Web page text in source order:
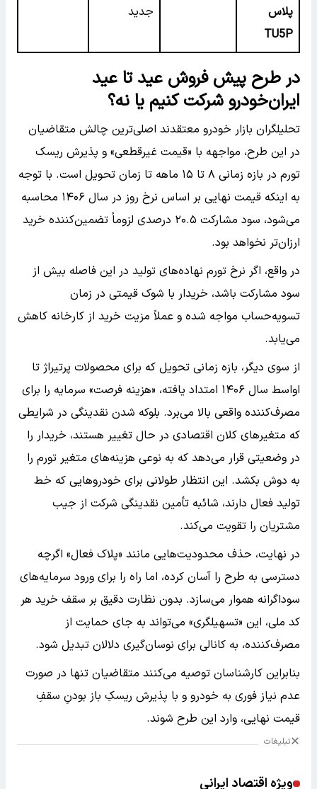
پلاس
TU5P
جدید
در طرح پیش فروش عید تا عید
ایران‌خودرو شرکت کنیم یا نه؟
تحلیلگران بازار خودرو معتقدند اصلی‌ترین چالش متقاضیان
در این طرح، مواجهه با «قیمت غیرقطعی» و پذیرش ریسک
تورم در بازه زمانی ۸ تا ۱۵ ماهه تا زمان تحویل است. با توجه
به اینکه قیمت نهایی بر اساس نرخ روز در سال ۱۴۰۶ محاسبه
می‌شود، سود مشارکت ۲۰.۵ درصدی لزوماً تضمین‌کننده خرید
ارزان‌تر نخواهد بود.
در واقع، اگر نرخ تورم نهاده‌های تولید در این فاصله بیش از
سود مشارکت باشد، خریدار با شوک قیمتی در زمان
تسویه‌حساب مواجه شده و عملاً مزیت خرید از کارخانه کاهش
می‌یابد.
از سوی دیگر، بازه زمانی تحویل که برای محصولات پرتیراژ تا
اواسط سال ۱۴۰۶ امتداد یافته، «هزینه فرصت» سرمایه را برای
مصرف‌کننده واقعی بالا می‌برد. بلوکه شدن نقدینگی در شرایطی
که متغیرهای کلان اقتصادی در حال تغییر هستند، خریدار را
در وضعیتی قرار می‌دهد که به نوعی هزینه‌های متغیر تورم را
به دوش بکشد. این انتظار طولانی برای خودروهایی که خط
تولید فعال دارند، شائبه تأمین نقدینگی شرکت از جیب
مشتریان را تقویت می‌کند.
در نهایت، حذف محدودیت‌هایی مانند «پلاک فعال» اگرچه
دسترسی به طرح را آسان کرده، اما راه را برای ورود سرمایه‌های
سوداگرانه هموار می‌سازد. بدون نظارت دقیق بر سقف خرید هر
کد ملی، این «تسهیلگری» می‌تواند به جای حمایت از
مصرف‌کننده، به کانالی برای نوسان‌گیری دلالان تبدیل شود.
بنابراین کارشناسان توصیه می‌کنند متقاضیان تنها در صورت
عدم نیاز فوری به خودرو و با پذیرش ریسکِ باز بودنِ سقفِ
قیمت نهایی، وارد این طرح شوند.
تبلیغات
ویژه اقتصاد ایرانی